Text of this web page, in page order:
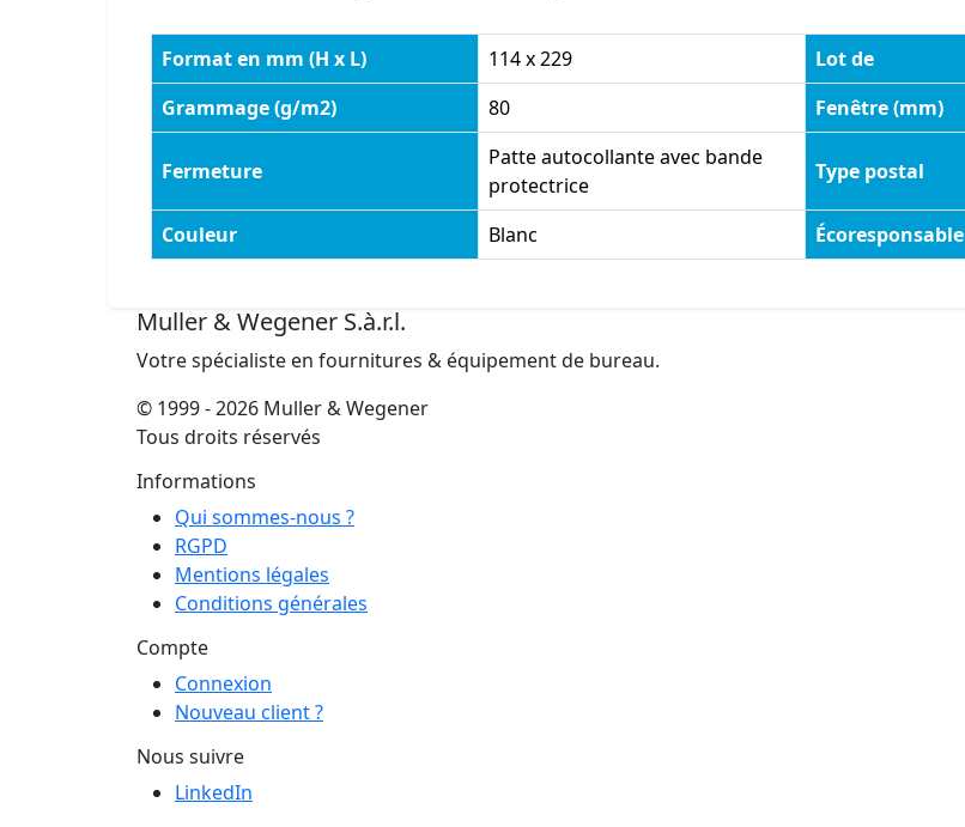
Format en mm (H x L) 114 x 229 Lot de
Grammage (g/m2)
80 Fenêtre (mm)
Fermeture
Patte autocollante avec bande
protectrice
Type postal
Couleur Blanc Écoresponsable
Muller & Wegener S.à.r.l.
Votre spécialiste en fournitures & équipement de bureau.
© 1999 - 2026 Muller & Wegener
Tous droits réservés
Informations
Qui sommes-nous ?
RGPD
Mentions légales
Conditions générales
Compte
Connexion
Nouveau client ?
Nous suivre
LinkedIn